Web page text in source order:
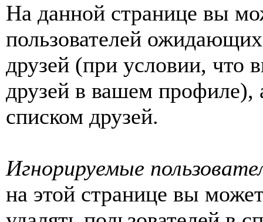
На данной странице вы
пользователей
друзей (при условии,
друзей в вашем профиле),
списком друзей.
Игнорируемые
на этой странице вы